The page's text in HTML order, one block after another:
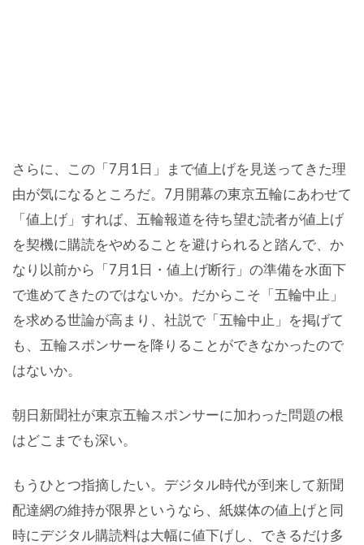
さらに、この「7月1日」まで値上げを見送ってきた理
由が気になるところだ。7月開幕の東京五輪にあわせて
「値上げ」すれば、五輪報道を待ち望む読者が値上げ
を契機に購読をやめることを避けられると踏んで、か
なり以前から「7月1日・値上げ断行」の準備を水面下
で進めてきたのではないか。だからこそ「五輪中止」
を求める世論が高まり、社説で「五輪中止」を掲げて
も、五輪スポンサーを降りることができなかったので
はないか。
朝日新聞社が東京五輪スポンサーに加わった問題の根
はどこまでも深い。
もうひとつ指摘したい。デジタル時代が到来して新聞
配達網の維持が限界というなら、紙媒体の値上げと同
時にデジタル購読料は大幅に値下げし、できるだけ多